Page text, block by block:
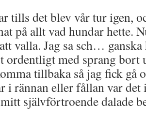
tills det blev vår tur igen,
på allt vad hundar hette.
valla. Jag sa sch…
ordentligt med sprang bort
tillbaka så jag fick gå
i rännan eller fållan var det
självförtroende dalade